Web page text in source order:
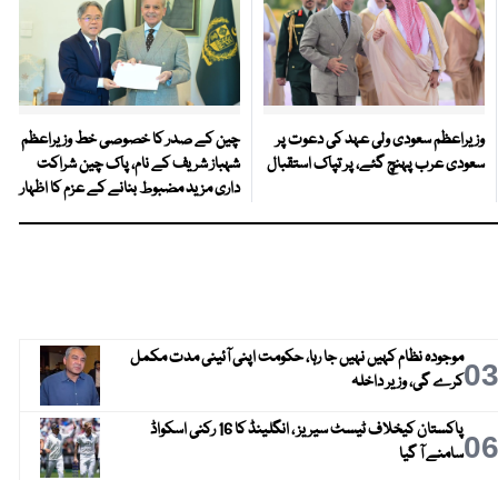
وزیراعظم سعودی ولی عہد کی دعوت پر
سعودی عرب پہنچ گئے، پر تپاک استقبال
چین کے صدر کا خصوصی خط وزیراعظم
شہباز شریف کے نام، پاک چین شراکت
داری مزید مضبوط بنانے کے عزم کا اظہار
03موجودہ نظام کہیں نہیں جا رہا، حکومت اپنی آئینی مدت مکمل
کرے گی، وزیر داخلہ
06
پاکستان کیخلاف ٹیسٹ سیریز ، انگلینڈ کا 16 رکنی اسکواڈ
سامنے آ گیا